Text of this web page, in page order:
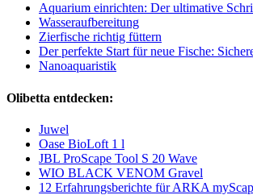
Aquarium einrichten: Der ultimative
Wasseraufbereitung
Zierfische richtig füttern
Der perfekte Start für neue Fische:
Nanoaquaristik
Olibetta entdecken:
Juwel
Oase BioLoft 1 l
JBL ProScape Tool S 20 Wave
WIO BLACK VENOM Gravel
12 Erfahrungsberichte für ARKA